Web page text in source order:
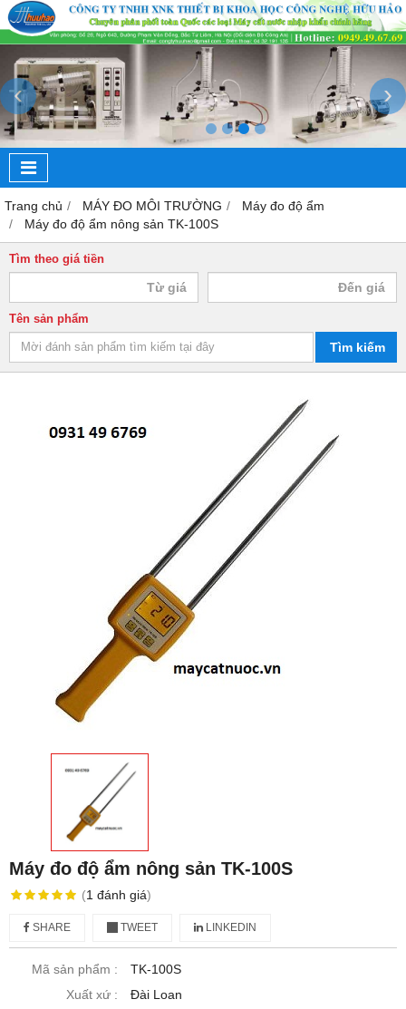
‹ ›
Trang chủ MÁY ĐO MÔI TRƯỜNG
Máy đo độ ẩm
Máy đo độ ẩm nông sản TK-100S
Tìm theo giá tiền
Tên sản phẩm
Tìm kiếm
Máy đo độ ẩm nông sản TK-100S
(1 đánh giá)
SHARE TWEET LINKEDIN
Mã sản phẩm :
TK-100S
Xuất xứ :
Đài Loan